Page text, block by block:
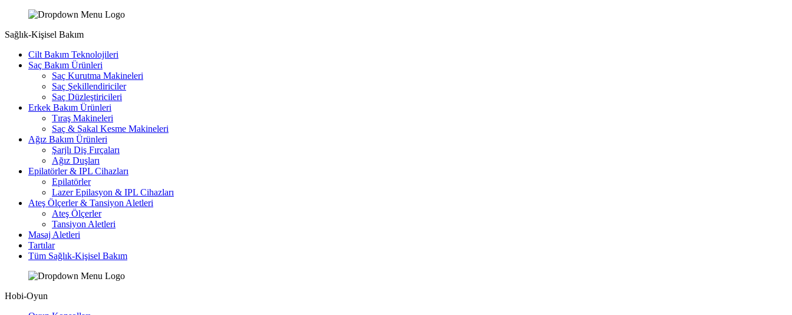
Sağlık-Kişisel Bakım
Cilt Bakım Teknolojileri
Saç Bakım Ürünleri
Saç Kurutma Makineleri
Saç Şekillendiriciler
Saç Düzleştiricileri
Erkek Bakım Ürünleri
Tıraş Makineleri
Saç & Sakal Kesme Makineleri
Ağız Bakım Ürünleri
Şarjlı Diş Fırçaları
Ağız Duşları
Epilatörler & IPL Cihazları
Epilatörler
Lazer Epilasyon & IPL Cihazları
Ateş Ölçerler & Tansiyon Aletleri
Ateş Ölçerler
Tansiyon Aletleri
Masaj Aletleri
Tartılar
Tüm Sağlık-Kişisel Bakım
Hobi-Oyun